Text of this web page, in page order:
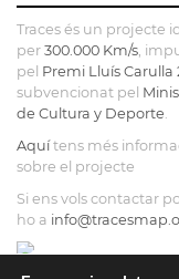
Traces és un projecte
per 300.000 Km/s ,
pel Premi Lluís Carulla
subvencionat pel
de Cultura y Deporte
Aquítens més
sobre el projecte
Si ens vols contactar
ho a